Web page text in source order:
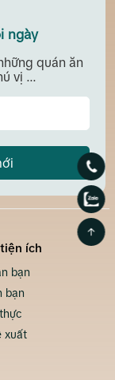
ngày
quán ăn
vị ...
ích
bạn
bạn
xuất